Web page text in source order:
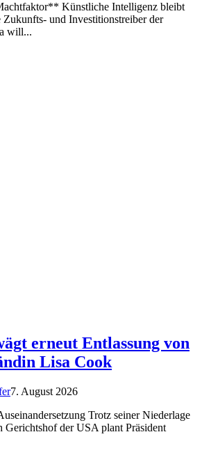
Künstliche Intelligenz bleibt
Zukunfts- und Investitionstreiber der
will...
erneut Entlassung von
Lisa Cook
7. August 2026
Trotz seiner Niederlage
Gerichtshof der USA plant Präsident